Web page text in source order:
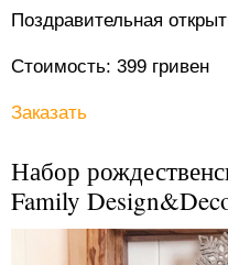
Поздравительная
Стоимость: 399 гривен
Заказать
Набор
Family